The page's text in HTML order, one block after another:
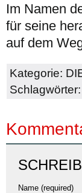
Im Namen
für seine
auf dem
Kategorie:
Schlagwörter:
Name (required)